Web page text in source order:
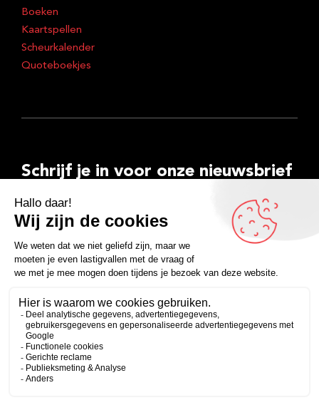
Boeken
Kaartspellen
Scheurkalender
Quoteboekjes
Schrijf je in voor onze nieuwsbrief
E-
mailadres
Inschrijven
FacebookInstagramLinkedInYouTubeSpotify
Copyright 2026